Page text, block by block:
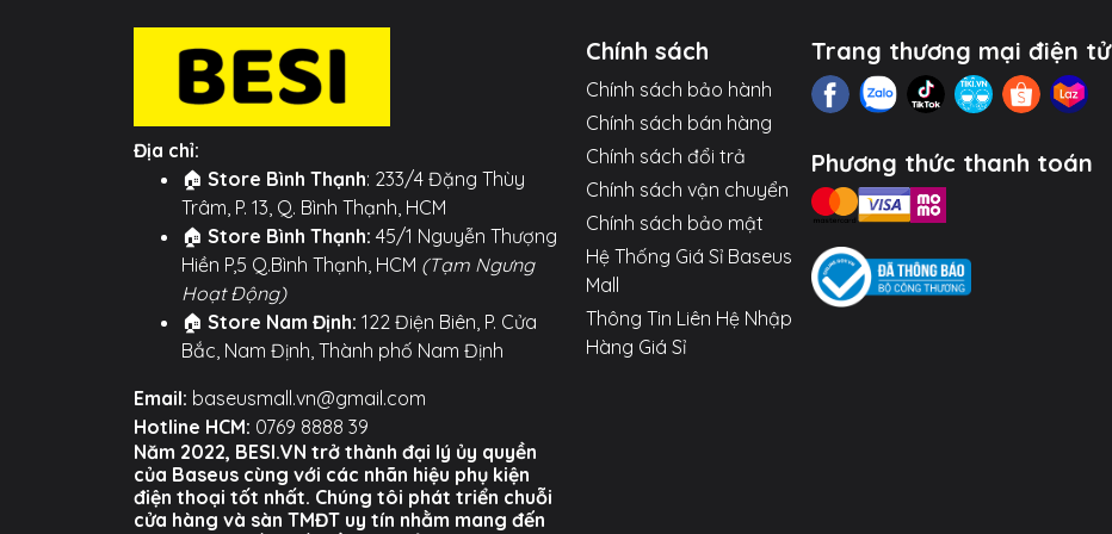
Tương thích cao:
Sử dụng tốt cho hầu hết các thiết bị từ iP (iP11, iP12...) đến Samsung, Xiaomi, Huawei....
Dây dài 1.5m giúp bạn thoải mái sử dụng điện thoại khi đang sạc ở khoảng cách xa
ổ điện.
Hình ảnh sản phẩm
Địa chỉ:
🏠 Store Bình Thạnh: 233/4 Đặng Thùy
Trâm, P. 13, Q. Bình Thạnh, HCM
🏠 Store Bình Thạnh: 45/1 Nguyễn Thượng
Hiền P,5 Q.Bình Thạnh, HCM (Tạm Ngưng
Hoạt Động)
🏠 Store Nam Định: 122 Điện Biên, P. Cửa
Bắc, Nam Định, Thành phố Nam Định
Email: baseusmall.vn@gmail.com
Hotline HCM: 0769 8888 39
Năm 2022, BESI.VN trở thành đại lý ủy quyền
của Baseus cùng với các nhãn hiệu phụ kiện
điện thoại tốt nhất. Chúng tôi phát triển chuỗi
cửa hàng và sàn TMĐT uy tín nhằm mang đến
Chính sách
Chính sách bảo hành
Chính sách bán hàng
Chính sách đổi trả
Chính sách vận chuyển
Chính sách bảo mật
Hệ Thống Giá Sỉ Baseus
Mall
Thông Tin Liên Hệ Nhập
Hàng Giá Sỉ
Trang thương mại điện tử
Phương thức thanh toán